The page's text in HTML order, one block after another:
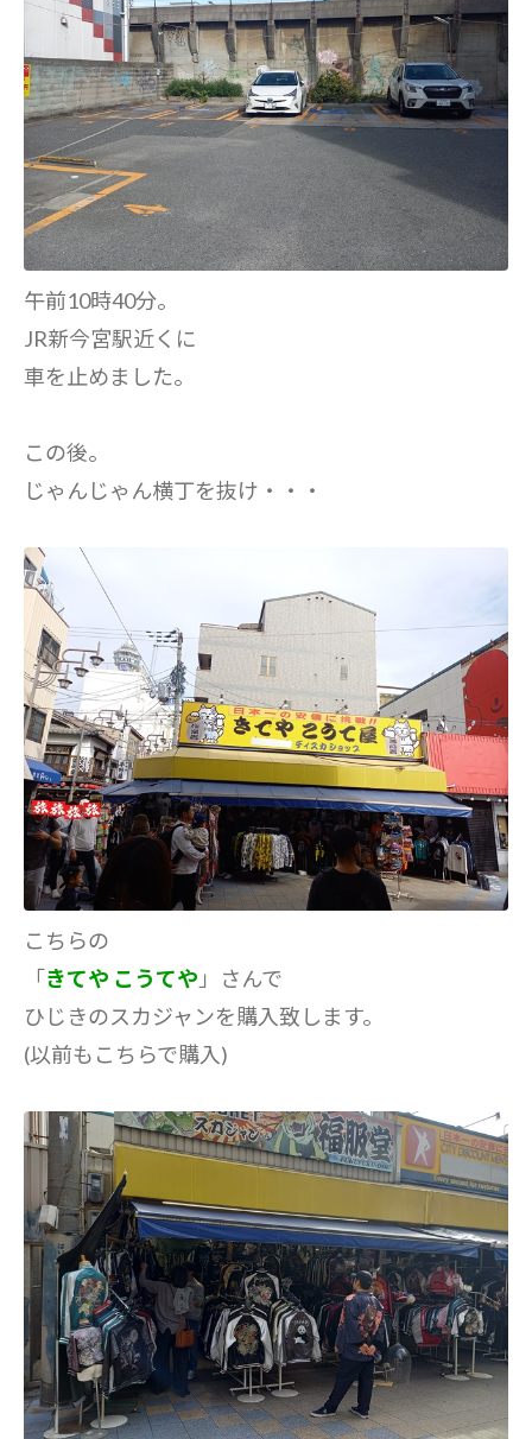
午前10時40分。
JR新今宮駅近くに
車を止めました。
この後。
じゃんじゃん横丁を抜け・・・
こちらの
「きてや こうてや 」さんで
ひじきのスカジャンを購入致します。
(以前もこちらで購入)